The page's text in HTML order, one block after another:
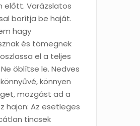
előtt. Varázslatos
borítja be haját.
hagy
és tömegnek
el a teljes
öblítse le. Nedves
könnyen
mozgást ad a
hajon: Az esetleges
tincsek